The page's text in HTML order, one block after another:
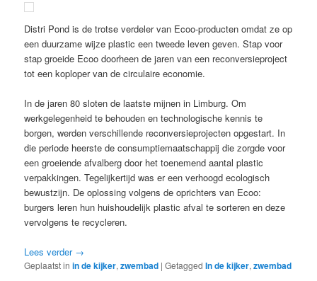
Distri Pond is de trotse verdeler van Ecoo-producten omdat ze op
een duurzame wijze plastic een tweede leven geven. Stap voor
stap groeide Ecoo doorheen de jaren van een reconversieproject
tot een koploper van de circulaire economie.
In de jaren 80 sloten de laatste mijnen in Limburg. Om
werkgelegenheid te behouden en technologische kennis te
borgen, werden verschillende reconversieprojecten opgestart. In
die periode heerste de consumptiemaatschappij die zorgde voor
een groeiende afvalberg door het toenemend aantal plastic
verpakkingen. Tegelijkertijd was er een verhoogd ecologisch
bewustzijn. De oplossing volgens de oprichters van Ecoo:
burgers leren hun huishoudelijk plastic afval te sorteren en deze
vervolgens te recycleren.
Lees verder →
Geplaatst in in de kijker,zwembad |Getagged In de kijker,zwembad